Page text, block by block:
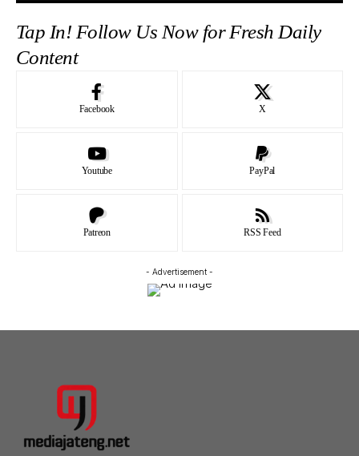
Tap In! Follow Us Now for Fresh Daily
Content
Facebook X
Youtube PayPal
Patreon RSS Feed
- Advertisement -